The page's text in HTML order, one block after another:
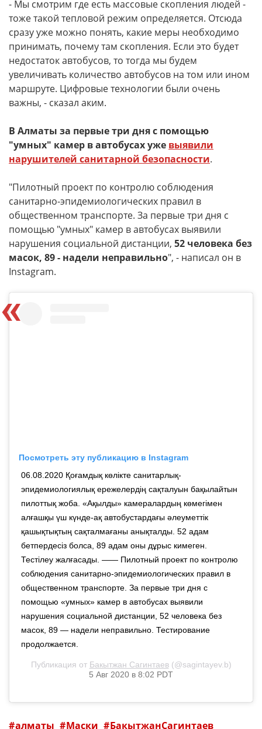
- Мы смотрим где есть массовые скопления людей -
тоже такой тепловой режим определяется. Отсюда
сразу уже можно понять, какие меры необходимо
принимать, почему там скопления. Если это будет
недостаток автобусов, то тогда мы будем
увеличивать количество автобусов на том или ином
маршруте. Цифровые технологии были очень
важны, - сказал аким.
В Алматы за первые три дня с помощью
"умных" камер в автобусах уже выявили
нарушителей санитарной безопасности.
"Пилотный проект по контролю соблюдения
санитарно-эпидемиологических правил в
общественном транспорте. За первые три дня с
помощью "умных" камер в автобусах выявили
нарушения социальной дистанции, 52 человека без
масок, 89 - надели неправильно", - написал он в
Instagram.
Посмотреть эту публикацию в Instagram
06.08.2020 Қоғамдық көлікте санитарлық-
эпидемиологиялық ережелердің сақталуын бақылайтын
пилоттық жоба. «Ақылды» камералардың көмегімен
алғашқы үш күнде-ақ автобустардағы әлеуметтік
қашықтықтың сақталмағаны анықталды. 52 адам
бетпердесіз болса, 89 адам оны дұрыс кимеген.
Тестілеу жалғасады. —— Пилотный проект по контролю
соблюдения санитарно-эпидемиологических правил в
общественном транспорте. За первые три дня с
помощью «умных» камер в автобусах выявили
нарушения социальной дистанции, 52 человека без
масок, 89 — надели неправильно. Тестирование
продолжается.
Публикация от Бакытжан Сагинтаев(@sagintayev.b)
5 Авг 2020 в 8:02 PDT
алматы Маски БакытжанСагинтаев